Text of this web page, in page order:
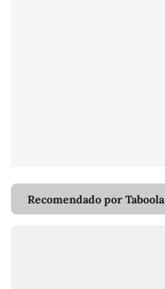
Recomendado por Taboola